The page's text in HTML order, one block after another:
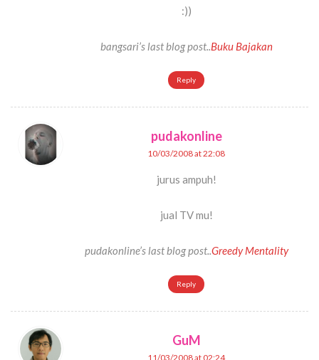
:))
bangsari’s last blog post..Buku Bajakan
Reply
pudakonline
10/03/2008 at 22:08
jurus ampuh!
jual TV mu!
pudakonline’s last blog post..Greedy Mentality
Reply
GuM
11/03/2008 at 02:24